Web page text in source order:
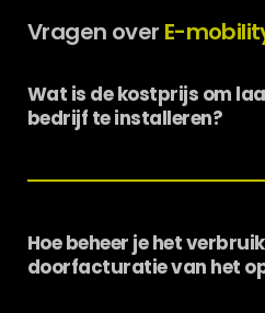
Vragen over E-
Wat is de kostprijs om
bedrijf te installeren?
De kosten zijn afhankelijk
omstandigheden van de
De experts van Reno.energy
gepersonaliseerde studie
Hoe beheer je het
doorfacturatie van het